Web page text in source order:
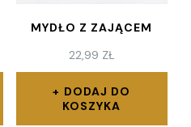
MYDŁO Z ZAJĄCEM
22,99 ZŁ
DODAJ DO
KOSZYKA